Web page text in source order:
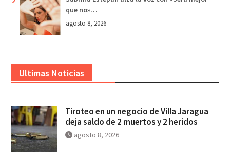
que no»…
agosto 8, 2026
Ultimas Noticias
Tiroteo en un negocio de Villa Jaragua
deja saldo de 2 muertos y 2 heridos
agosto 8, 2026